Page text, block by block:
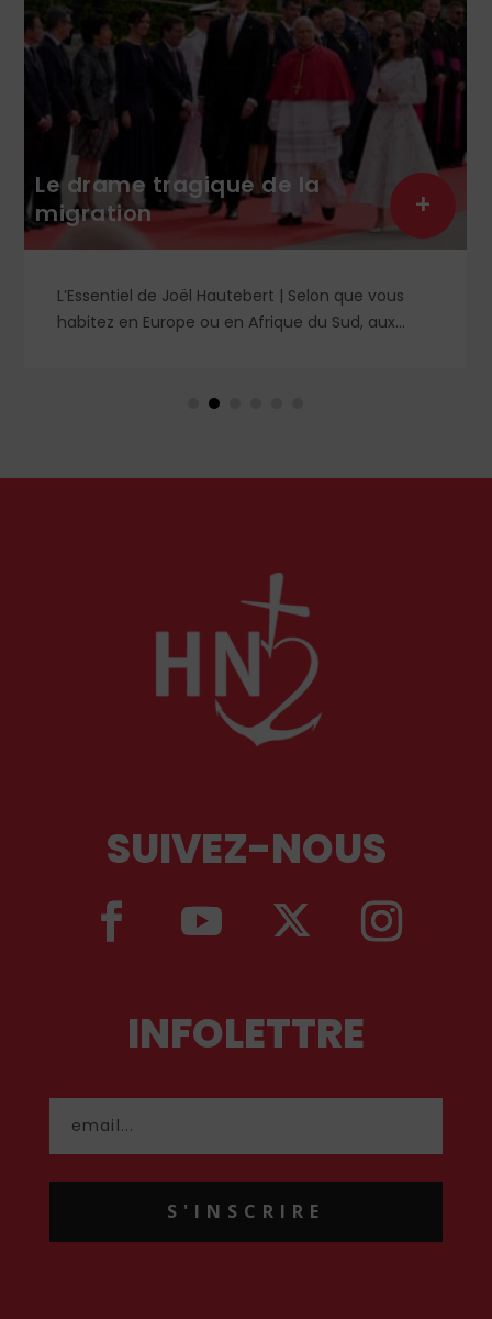
Le drame tragique de la
migration
L’Essentiel de Joël Hautebert | Selon que vous
habitez en Europe ou en Afrique du Sud, aux
événements aux Pays-Bas ou en Irlande
comme l'a rappelé Léon XIV récemment.
+
SUIVEZ-NOUS
INFOLETTRE
S'INSCRIRE